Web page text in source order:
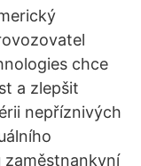
chce
a zlepšit
nepříznivých
zaměstnankyní